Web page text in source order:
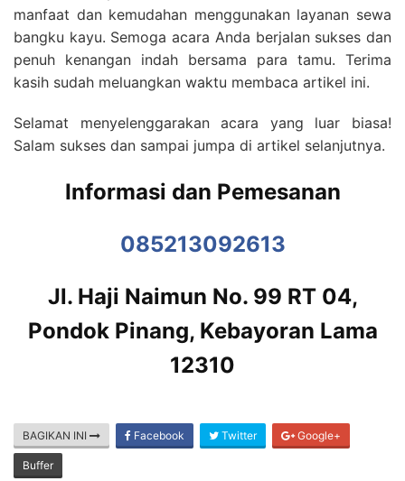
manfaat dan kemudahan menggunakan layanan sewa
bangku kayu. Semoga acara Anda berjalan sukses dan
penuh kenangan indah bersama para tamu. Terima
kasih sudah meluangkan waktu membaca artikel ini.
Selamat menyelenggarakan acara yang luar biasa!
Salam sukses dan sampai jumpa di artikel selanjutnya.
Informasi dan Pemesanan
085213092613
Jl. Haji Naimun No. 99 RT 04,
Pondok Pinang, Kebayoran Lama
12310
BAGIKAN INI Facebook Twitter Google+
Buffer